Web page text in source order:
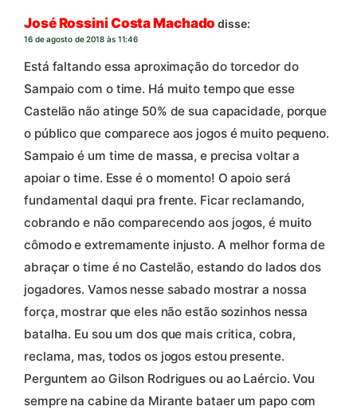
José Rossini Costa Machado disse:
16 de agosto de 2018 às 11:46
Está faltando essa aproximação do torcedor do
Sampaio com o time. Há muito tempo que esse
Castelão não atinge 50% de sua capacidade, porque
o público que comparece aos jogos é muito pequeno.
Sampaio é um time de massa, e precisa voltar a
apoiar o time. Esse é o momento! O apoio será
fundamental daqui pra frente. Ficar reclamando,
cobrando e não comparecendo aos jogos, é muito
cômodo e extremamente injusto. A melhor forma de
abraçar o time é no Castelão, estando do lados dos
jogadores. Vamos nesse sabado mostrar a nossa
força, mostrar que eles não estão sozinhos nessa
batalha. Eu sou um dos que mais critica, cobra,
reclama, mas, todos os jogos estou presente.
Perguntem ao Gilson Rodrigues ou ao Laércio. Vou
sempre na cabine da Mirante bataer um papo com